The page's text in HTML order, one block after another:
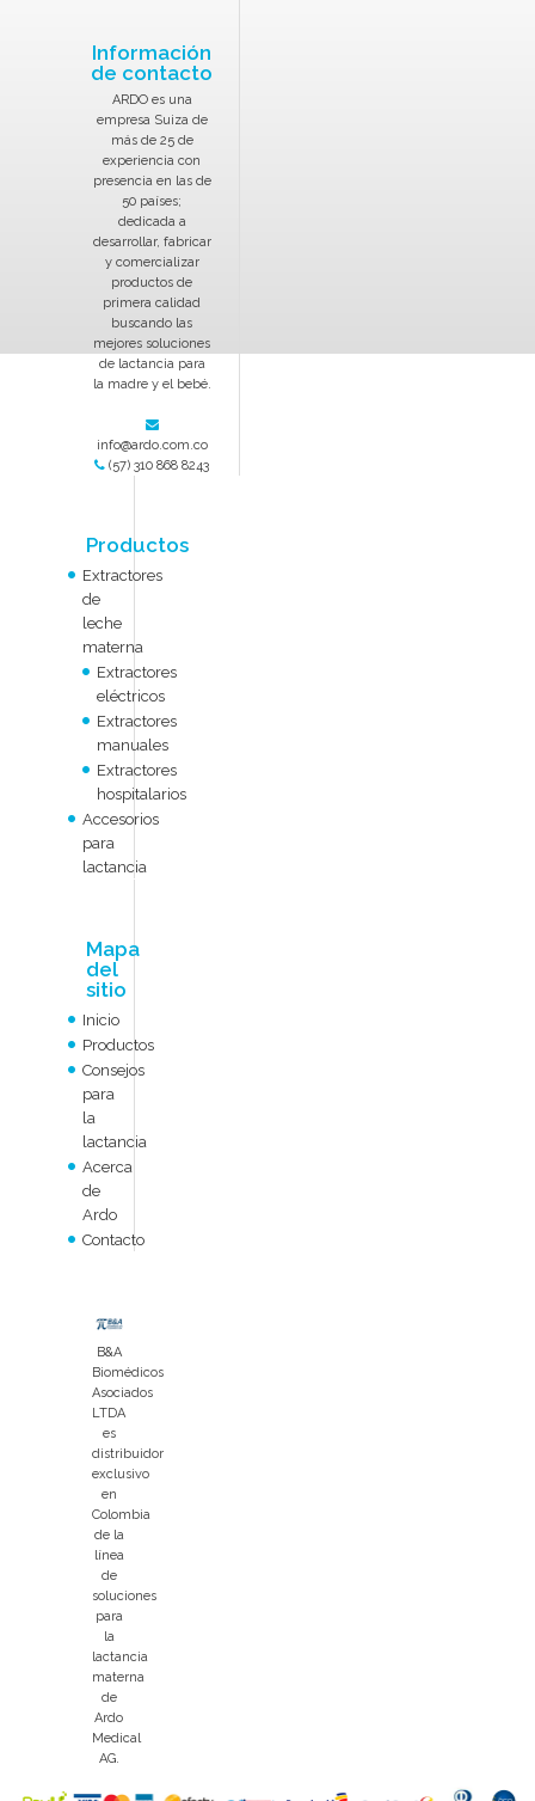
Información
de contacto
ARDO es una
empresa Suiza de
más de 25 de
experiencia con
presencia en las de
50 países;
dedicada a
desarrollar, fabricar
y comercializar
productos de
primera calidad
buscando las
mejores soluciones
de lactancia para
la madre y el bebé.
info@ardo.com.co
(57) 310 868 8243
Productos
Extractores
de
leche
materna
Extractores
eléctricos
Extractores
manuales
Extractores
hospitalarios
Accesorios
para
lactancia
Mapa
del
sitio
Inicio
Productos
Consejos
para
la
lactancia
Acerca
de
Ardo
Contacto
B&A
Biomédicos
Asociados
LTDA
es
distribuidor
exclusivo
en
Colombia
de la
línea
de
soluciones
para
la
lactancia
materna
de
Ardo
Medical
AG.